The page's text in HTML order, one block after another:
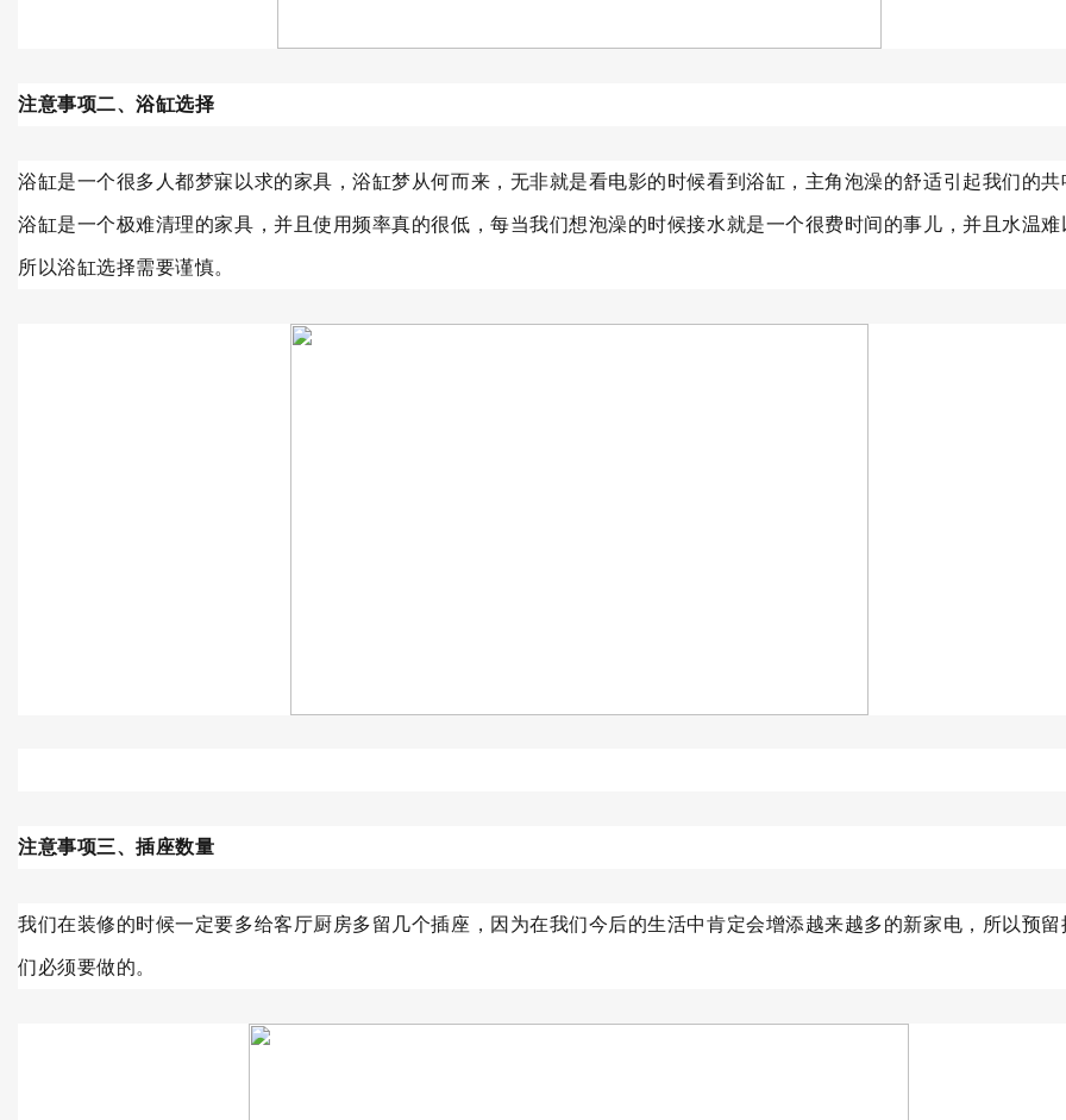
注意事项二、浴缸选择
浴缸是一个很多人都梦寐以求的家具，浴缸梦从何而来，无非就是看电影的时候看到浴缸，主角泡澡的舒适引起我们的共
浴缸是一个极难清理的家具，并且使用频率真的很低，每当我们想泡澡的时候接水就是一个很费时间的事儿，并且水温难
所以浴缸选择需要谨慎。
注意事项三、插座数量
我们在装修的时候一定要多给客厅厨房多留几个插座，因为在我们今后的生活中肯定会增添越来越多的新家电，所以预留
们必须要做的。